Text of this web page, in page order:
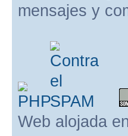
mensajes y
Web alojada